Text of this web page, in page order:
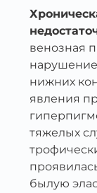
венозная
нижних
явления
тяжелых
былую